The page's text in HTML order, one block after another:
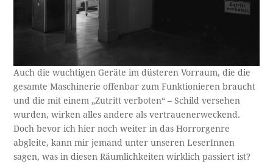
Auch die wuchtigen Geräte im düsteren Vorraum, die die
gesamte Maschinerie offenbar zum Funktionieren braucht
und die mit einem „Zutritt verboten“ – Schild versehen
wurden, wirken alles andere als vertrauenerweckend.
Doch bevor ich hier noch weiter in das Horrorgenre
abgleite, kann mir jemand unter unseren LeserInnen
sagen, was in diesen Räumlichkeiten wirklich passiert ist?